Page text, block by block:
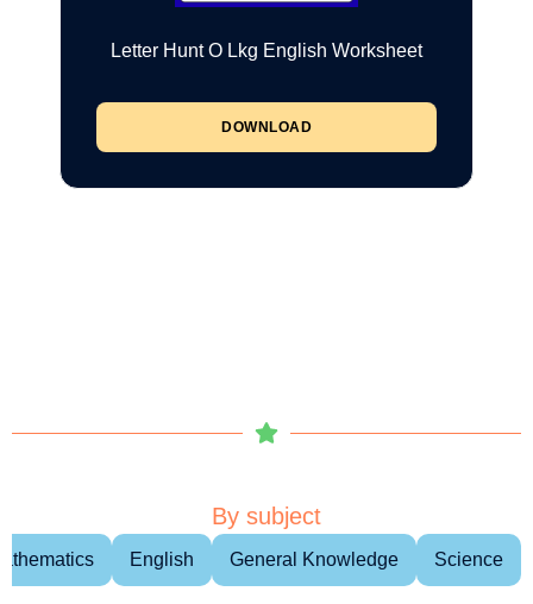
Letter Hunt O Lkg English Worksheet
DOWNLOAD
By subject
English General Knowledge Science